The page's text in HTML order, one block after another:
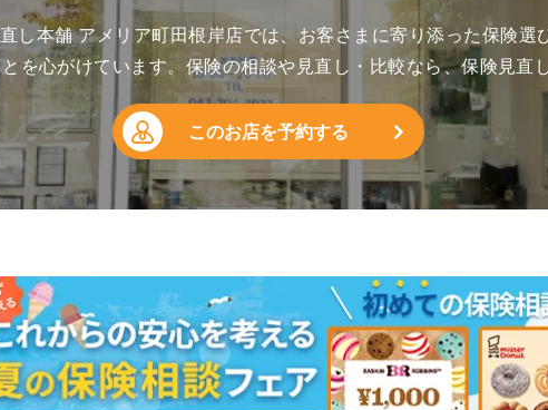
し本舗 アメリア町田根岸店では、お客さまに寄り添った保険選
を心がけています。保険の相談や見直し・比較なら、保険見直
このお店を予約する